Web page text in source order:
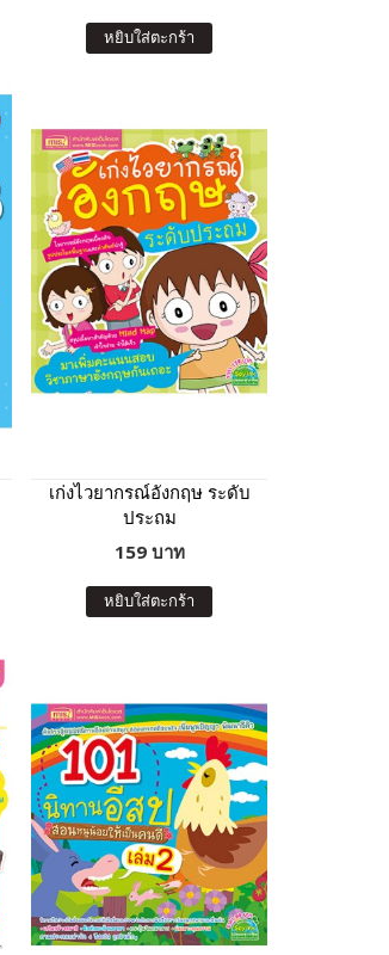
หยิบใส่ตะกร้า
เก่งไวยากรณ์อังกฤษ ระดับ
ประถม
159 บาท
หยิบใส่ตะกร้า